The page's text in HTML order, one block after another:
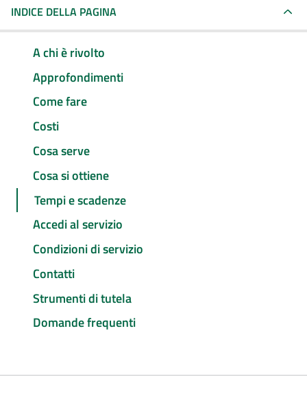
INDICE DELLA PAGINA
A chi è rivolto
Approfondimenti
Come fare
Costi
Cosa serve
Cosa si ottiene
Tempi e scadenze
Accedi al servizio
Condizioni di servizio
Contatti
Strumenti di tutela
Domande frequenti